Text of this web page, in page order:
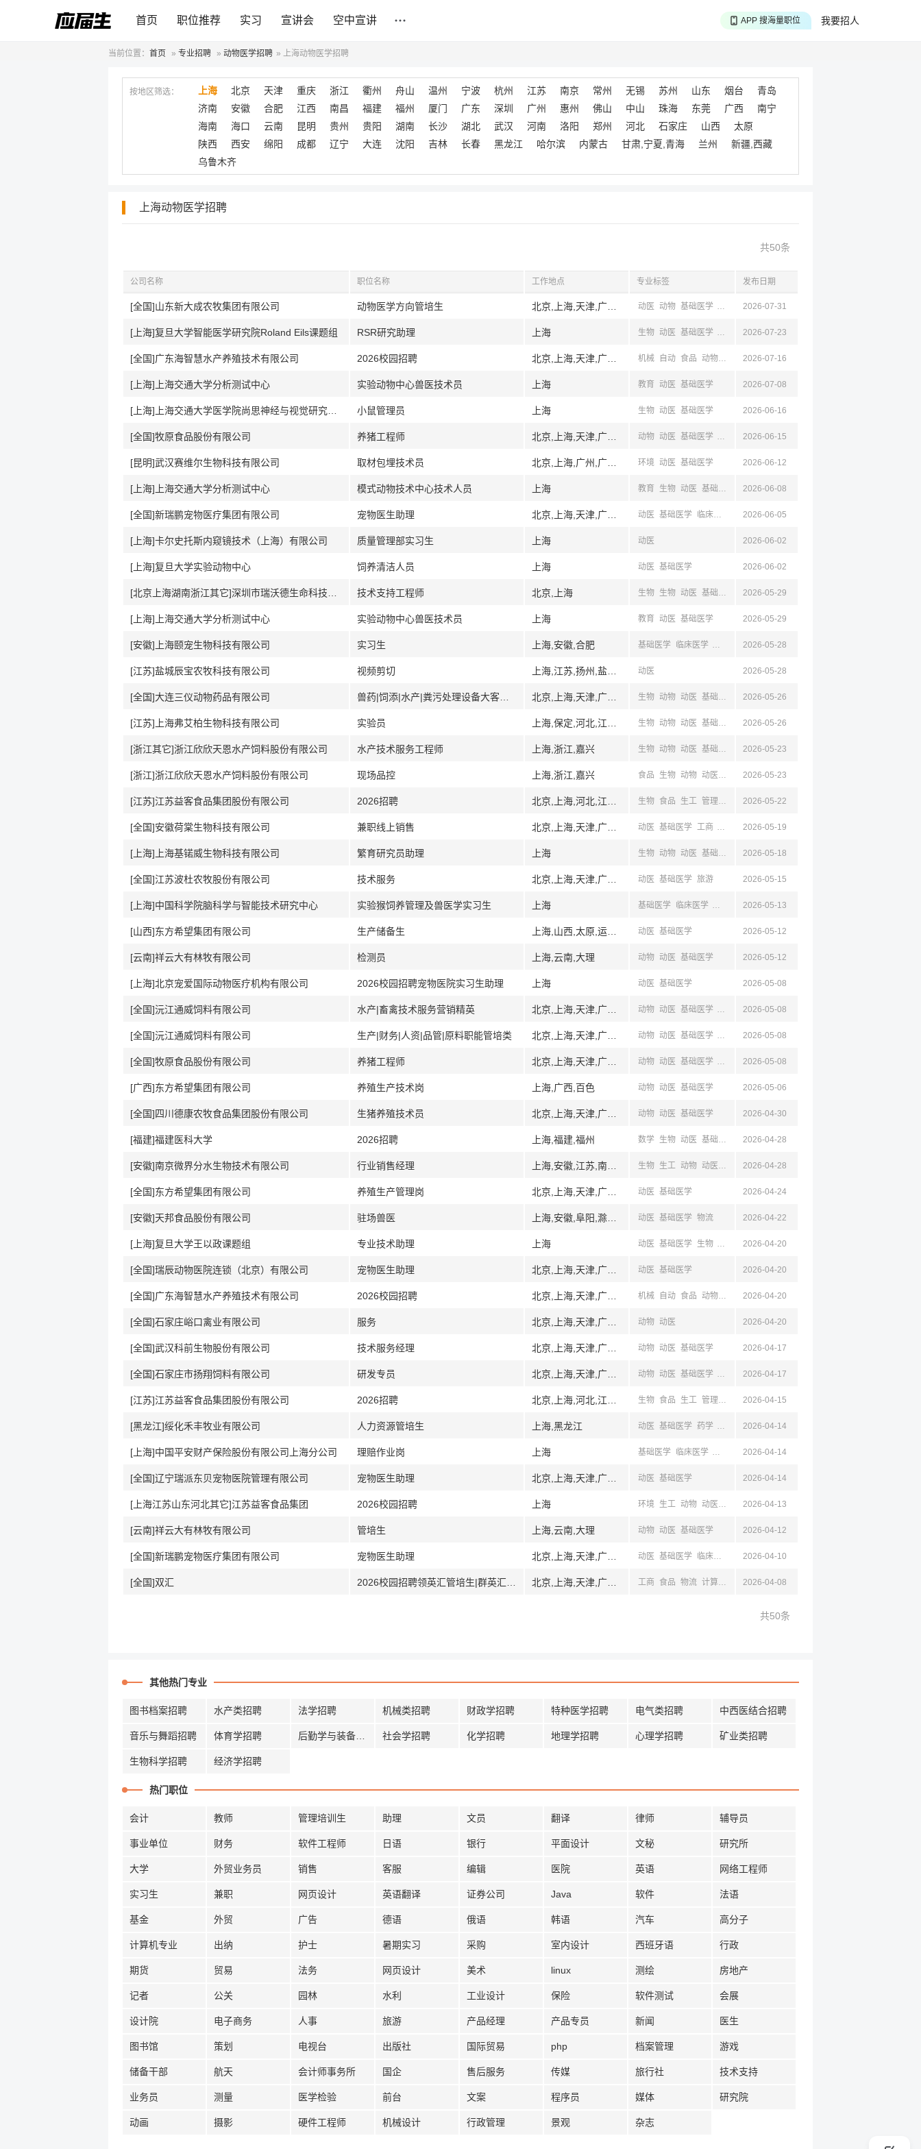
首页 职位推荐 实习 宣讲会 空中宣讲 我要招人
APP 聊投递进度
当前位置： 首页 » 专业招聘 » 动物医学招聘 » 上海动物医学招聘
按地区筛选： 上海 北京 天津 重庆 浙江 衢州 舟山 温州 宁波 杭州 江苏 南京 常州 无锡 苏州 山东 烟台
青岛
济南
安徽 合肥 江西 南昌 福建 福州 厦门 广东 深圳 广州 惠州 佛山 中山 珠海 东莞 广西
南宁
海南
海口 云南 昆明 贵州 贵阳 湖南 长沙 湖北 武汉 河南 洛阳 郑州 河北 石家庄 山西
太原
陕西
西安 绵阳 成都 辽宁 大连 沈阳 吉林 长春 黑龙江 哈尔滨 内蒙古 甘肃,宁夏,青海 兰州
新疆,西藏
乌鲁木齐
上海动物医学招聘
共50条
公司名称 职位名称 工作地点 专业标签 发布日期
[全国]山东新大成农牧集团有限公司 动物医学方向管培生 动医 动物 基础医学 工商 2026-07-31
[上海]复旦大学智能医学研究院Roland Eils课题组 RSR研究助理 上海 生物 动医 基础医学 药学 2026-07-23
[全国]广东海智慧水产养殖技术有限公司 2026校园招聘 机械 自动 食品 动物 动医 基础医学 工商
2026-07-16
[上海]上海交通大学分析测试中心 实验动物中心兽医技术员 上海 教育 动医 基础医学 2026-07-08
小鼠管理员 上海 生物 动医 基础医学 2026-06-16
[全国]牧原食品股份有限公司 养猪工程师 动物 动医 基础医学 药学 机械 电气 自动
2026-06-15
[昆明]武汉赛维尔生物科技有限公司 取材包埋技术员 环境 动医 基础医学 2026-06-12
[上海]上海交通大学分析测试中心 模式动物技术中心技术人员 上海 教育 生物 动医 基础医学 2026-06-08
[全国]新瑞鹏宠物医疗集团有限公司 宠物医生助理 动医 基础医学 临床医学 物流 社会
2026-06-05
[上海]卡尔史托斯内窥镜技术（上海）有限公司 质量管理部实习生 上海 动医 2026-06-02
[上海]复旦大学实验动物中心 饲养清洁人员 上海 动医 基础医学 2026-06-02
技术支持工程师 北京,上海 生物 生物 动医 基础医学 2026-05-29
[上海]上海交通大学分析测试中心 实验动物中心兽医技术员 上海 教育 动医 基础医学 2026-05-29
[安徽]上海颐宠生物科技有限公司 实习生 上海,安徽,合肥 基础医学 临床医学 药学 化工 动医 工商
2026-05-28
[江苏]盐城辰宝农牧科技有限公司 视频剪切 动医 2026-05-28
[全国]大连三仪动物药品有限公司 生物 动物 动医 基础医学 2026-05-26
[江苏]上海弗艾柏生物科技有限公司 实验员 生物 动物 动医 基础医学 2026-05-26
[浙江其它]浙江欣欣天恩水产饲料股份有限公司 水产技术服务工程师 上海,浙江,嘉兴 生物 动物 动医 基础医学 临床医学 工商
2026-05-23
[浙江]浙江欣欣天恩水产饲料股份有限公司 现场品控 上海,浙江,嘉兴 食品 生物 动物 动医 基础医学2026-05-23
[江苏]江苏益客食品集团股份有限公司 2026招聘 生物 食品 生工 管理 工业 工商 机械
2026-05-22
[全国]安徽荷棠生物科技有限公司 兼职线上销售 动医 基础医学 工商 电商 2026-05-19
[上海]上海基锘威生物科技有限公司 繁育研究员助理 上海 生物 动物 动医 基础医学 2026-05-18
[全国]江苏波杜农牧股份有限公司 技术服务 动医 基础医学 旅游 2026-05-15
[上海]中国科学院脑科学与智能技术研究中心 实验猴饲养管理及兽医学实习生 上海 基础医学 临床医学 护理学 生物 动物 动医
2026-05-13
[山西]东方希望集团有限公司 生产储备生 动医 基础医学 2026-05-12
[云南]祥云大有林牧有限公司 检测员 上海,云南,大理 动物 动医 基础医学 2026-05-12
[上海]北京宠爱国际动物医疗机构有限公司 2026校园招聘宠物医院实习生助理 上海 动医 基础医学 2026-05-08
[全国]沅江通威饲料有限公司 水产|畜禽技术服务营销精英 动物 动医 基础医学 心理 物流 工商 自动
2026-05-08
[全国]沅江通威饲料有限公司 生产|财务|人资|品管|原料职能管培类 动物 动医 基础医学 心理 物流 工商 自动
2026-05-08
[全国]牧原食品股份有限公司 养猪工程师 动物 动医 基础医学 药学 机械 电气 自动
2026-05-08
[广西]东方希望集团有限公司 养殖生产技术岗 上海,广西,百色 动物 动医 基础医学 2026-05-06
[全国]四川德康农牧食品集团股份有限公司 生猪养殖技术员 动物 动医 基础医学 2026-04-30
[福建]福建医科大学 2026招聘 上海,福建,福州 数学 生物 动医 基础医学 公共卫生与预防
2026-04-28
[安徽]南京微界分水生物技术有限公司 行业销售经理 生物 生工 动物 动医 基础医学2026-04-28
[全国]东方希望集团有限公司 养殖生产管理岗 动医 基础医学 2026-04-24
[安徽]天邦食品股份有限公司 驻场兽医 动医 基础医学 物流 2026-04-22
[上海]复旦大学王以政课题组 专业技术助理 上海 动医 基础医学 生物 临床医学 材料
2026-04-20
[全国]瑞辰动物医院连锁（北京）有限公司 宠物医生助理 动医 基础医学 2026-04-20
[全国]广东海智慧水产养殖技术有限公司 2026校园招聘 机械 自动 食品 动物 动医 基础医学 工商
2026-04-20
[全国]石家庄峪口禽业有限公司 服务 动物 动医 2026-04-20
[全国]武汉科前生物股份有限公司 技术服务经理 动物 动医 基础医学 2026-04-17
[全国]石家庄市扬翔饲料有限公司 研发专员 动物 动医 基础医学 公共卫生与预防
2026-04-17
[江苏]江苏益客食品集团股份有限公司 2026招聘 生物 食品 生工 管理 工业 工商 机械
2026-04-15
[黑龙江]绥化禾丰牧业有限公司 人力资源管培生 上海,黑龙江 动医 基础医学 药学 工商 2026-04-14
[上海]中国平安财产保险股份有限公司上海分公司 理赔作业岗 上海 基础医学 临床医学 护理学 药学 化工 法学
2026-04-14
[全国]辽宁瑞派东贝宠物医院管理有限公司 宠物医生助理 动医 基础医学 2026-04-14
[上海江苏山东河北其它]江苏益客食品集团 2026校园招聘 上海 环境 生工 动物 动医 基础医学 公共卫生与预防
2026-04-13
[云南]祥云大有林牧有限公司 管培生 上海,云南,大理 动物 动医 基础医学 2026-04-12
[全国]新瑞鹏宠物医疗集团有限公司 宠物医生助理 动医 基础医学 临床医学 物流 社会
2026-04-10
[全国]双汇 工商 食品 物流 计算机 金融 化工 动物
2026-04-08
共50条
其他热门专业
图书档案招聘 水产类招聘 法学招聘 机械类招聘 财政学招聘 特种医学招聘 电气类招聘 中西医结合招聘
音乐与舞蹈招聘 体育学招聘 社会学招聘 化学招聘 地理学招聘 心理学招聘 矿业类招聘
生物科学招聘 经济学招聘
热门职位
会计 教师 管理培训生 助理 文员 翻译 律师 辅导员
事业单位 财务 软件工程师 日语 银行 平面设计 文秘 研究所
大学 外贸业务员 销售 客服 编辑 医院 英语 网络工程师
实习生 兼职 网页设计 英语翻译 证券公司 Java 软件 法语
基金 外贸 广告 德语 俄语 韩语 汽车 高分子
计算机专业 出纳 护士 暑期实习 采购 室内设计 西班牙语 行政
期货 贸易 法务 网页设计 美术 linux 测绘 房地产
记者 公关 园林 水利 工业设计 保险 软件测试 会展
设计院 电子商务 人事 旅游 产品经理 产品专员 新闻 医生
图书馆 策划 电视台 出版社 国际贸易 php 档案管理 游戏
储备干部 航天 会计师事务所 国企 售后服务 传媒 旅行社 技术支持
业务员 测量 医学检验 前台 文案 程序员 媒体 研究院
动画 摄影 硬件工程师 机械设计 行政管理 景观 杂志